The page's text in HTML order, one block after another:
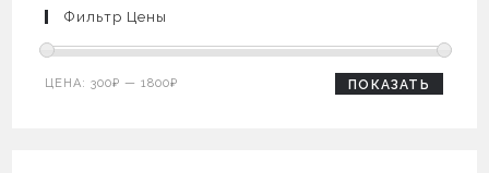
Фильтр Цены
Минимальная
Максимальная
ПОКАЗАТЬ
ЦЕНА:300₽ —1800₽